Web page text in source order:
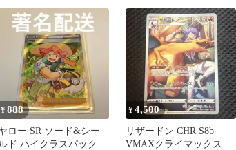
¥888
ロー SR ソード&シー
ルド ハイクラスパック
¥4,500
リザードン CHR S8b
VMAXクライマックス